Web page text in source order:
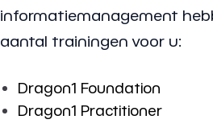
informatiemanagement
aantal trainingen voor u:
Dragon1 Foundation
Dragon1 Practitioner